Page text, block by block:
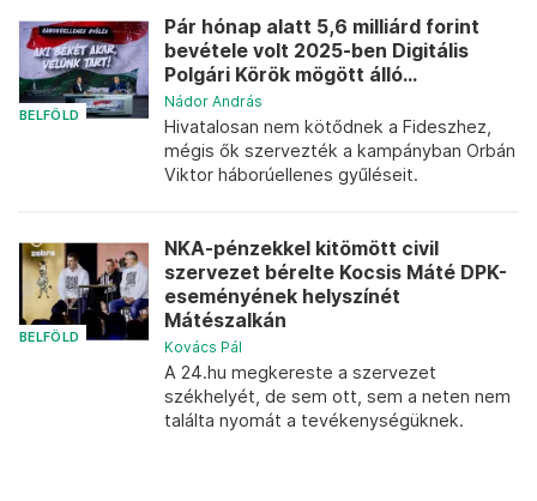
BELFÖLD
Pár hónap alatt 5,6 milliárd forint
bevétele volt 2025-ben Digitális
Polgári Körök mögött álló...
Nádor András
Hivatalosan nem kötődnek a Fideszhez,
mégis ők szervezték a kampányban Orbán
Viktor háborúellenes gyűléseit.
BELFÖLD
NKA-pénzekkel kitömött civil
szervezet bérelte Kocsis Máté DPK-
eseményének helyszínét
Mátészalkán
Kovács Pál
A 24.hu megkereste a szervezet
székhelyét, de sem ott, sem a neten nem
találta nyomát a tevékenységüknek.